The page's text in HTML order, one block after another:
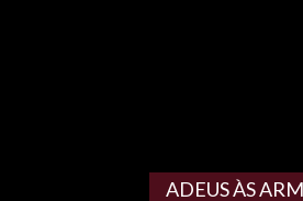
ADEUS ÀS